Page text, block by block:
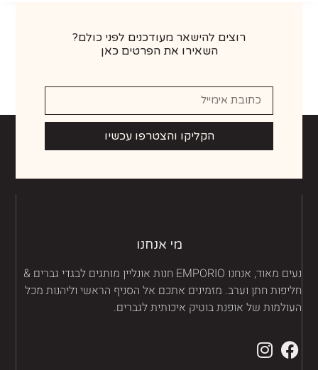
רוצים להישאר מעודכנים לפני כולם?
השאירו את הפרטים כאן
הקליקו והצטרפו עכשיו
מי אנחנו
נעים מאוד, אנחנו EMPORIO חנות אונליין מותגים לבגדי גברים &
חתן וערב. מזמינים אתכם אל הסניף הראשי וליהנות מכל
של אופנת בוטיק איכותית לגברים.